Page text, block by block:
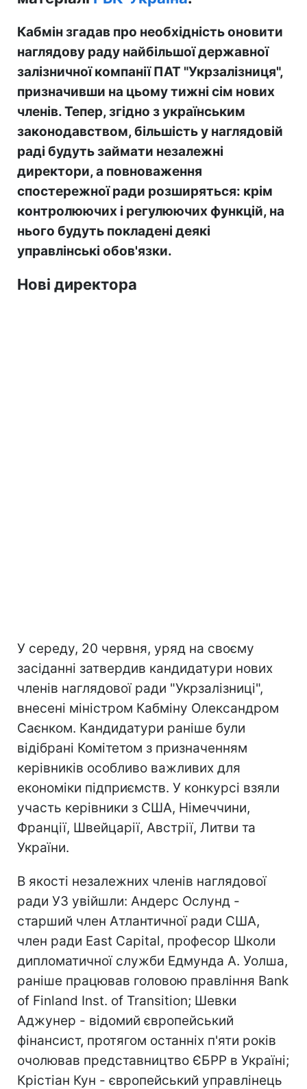
Кабмін згадав про необхідність оновити
наглядову раду найбільшої державної
залізничної компанії ПАТ "Укрзалізниця",
призначивши на цьому тижні сім нових
членів. Тепер, згідно з українським
законодавством, більшість у наглядовій
раді будуть займати незалежні
директори, а повноваження
спостережної ради розширяться: крім
контролюючих і регулюючих функцій, на
нього будуть покладені деякі
управлінські обов'язки.
Нові директора
У середу, 20 червня, уряд на своєму
засіданні затвердив кандидатури нових
членів наглядової ради "Укрзалізниці",
внесені міністром Кабміну Олександром
Саєнком. Кандидатури раніше були
відібрані Комітетом з призначенням
керівників особливо важливих для
економіки підприємств. У конкурсі взяли
участь керівники з США, Німеччини,
Франції, Швейцарії, Австрії, Литви та
України.
В якості незалежних членів наглядової
ради УЗ увійшли: Андерс Ослунд -
старший член Атлантичної ради США,
член ради East Capital, професор Школи
дипломатичної служби Едмунда А. Уолша,
раніше працював головою правління Bank
of Finland Inst. of Transition; Шевки
Аджунер - відомий європейський
фінансист, протягом останніх п'яти років
очолював представництво ЄБРР в Україні;
Крістіан Кун - європейський управлінець